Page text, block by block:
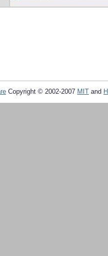
Copyright © 2002-2007 MIT and